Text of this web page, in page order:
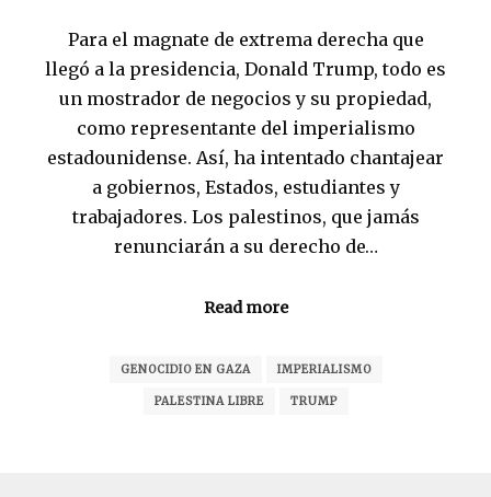
Para el magnate de extrema derecha que
llegó a la presidencia, Donald Trump, todo es
un mostrador de negocios y su propiedad,
como representante del imperialismo
estadounidense. Así, ha intentado chantajear
a gobiernos, Estados, estudiantes y
trabajadores. Los palestinos, que jamás
renunciarán a su derecho de…
Read more
GENOCIDIO EN GAZA IMPERIALISMO
PALESTINA LIBRE TRUMP